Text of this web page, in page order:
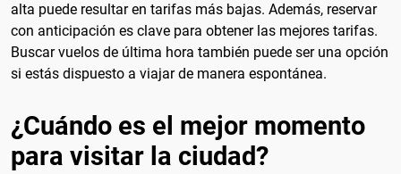
alta puede resultar en tarifas más bajas. Además, reservar
con anticipación es clave para obtener las mejores tarifas.
Buscar vuelos de última hora también puede ser una opción
si estás dispuesto a viajar de manera espontánea.
¿Cuándo es el mejor momento
para visitar la ciudad?